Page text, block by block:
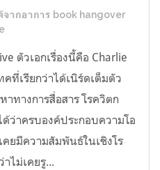
ากอาการ book hangover
ตัวเอกเรื่องนี้คือ Charlie
ที่เรียกว่าได้เนิร์ดเต็มตัว
ทางการสื่อสาร โรควิตก
ด้ว่าครบองค์ประกอบความโอ
คยมีความสัมพันธ์ในเชิงโร
ไม่เคยรู...